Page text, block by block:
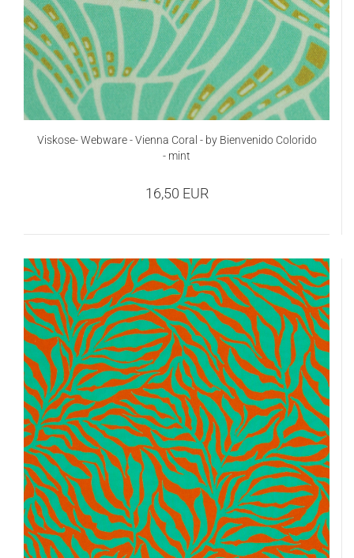
Viskose- Webware - Vienna Coral - by Bienvenido Colorido
- mint
16,50 EUR